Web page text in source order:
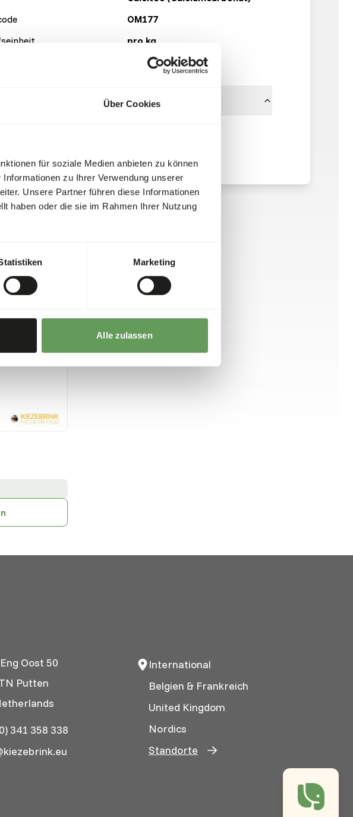
Über Cookies
für soziale Medien anbieten zu können
zu Ihrer Verwendung unserer
Unsere Partner führen diese Informationen
haben oder die sie im Rahmen Ihrer Nutzung
Marketing
Alle zulassen
OM177
pro kg
Ab Lager verfügbar
Oost 50
Putten
341 358 338
International
Belgien & Frankreich
United Kingdom
Nordics
Standorte